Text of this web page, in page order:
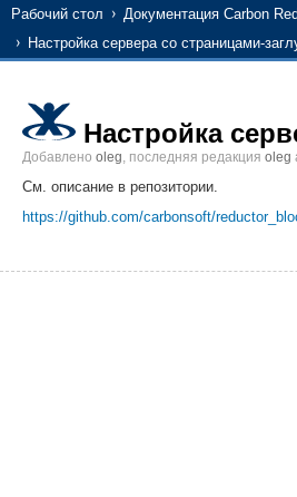
Рабочий стол Документация Carbon
Настройка сервера со страницами-
Настройка
Добавлено oleg, последняя редакция oleg
См. описание в репозитории.
https://github.com/carbonsoft/